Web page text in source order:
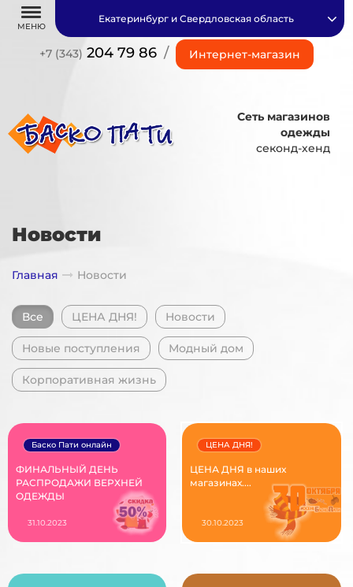
МЕНЮ
+7 (343) 204 79 86 / Интернет-магазин
Екатеринбург и Свердловская область
Сеть магазинов
одежды
секонд-хенд
Новости
Главная Новости
Все ЦЕНА ДНЯ! Новости
Новые поступления Модный дом
Корпоративная жизнь
ФИНАЛЬНЫЙ ДЕНЬ
РАСПРОДАЖИ ВЕРХНЕЙ
ОДЕЖДЫ
Баско Пати онлайн
31.10.2023
ЦЕНА ДНЯ в наших
магазинах....
ЦЕНА ДНЯ!
30.10.2023